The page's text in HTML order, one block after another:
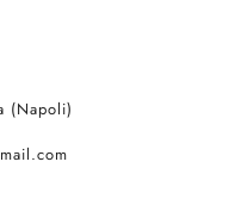
(Napoli)